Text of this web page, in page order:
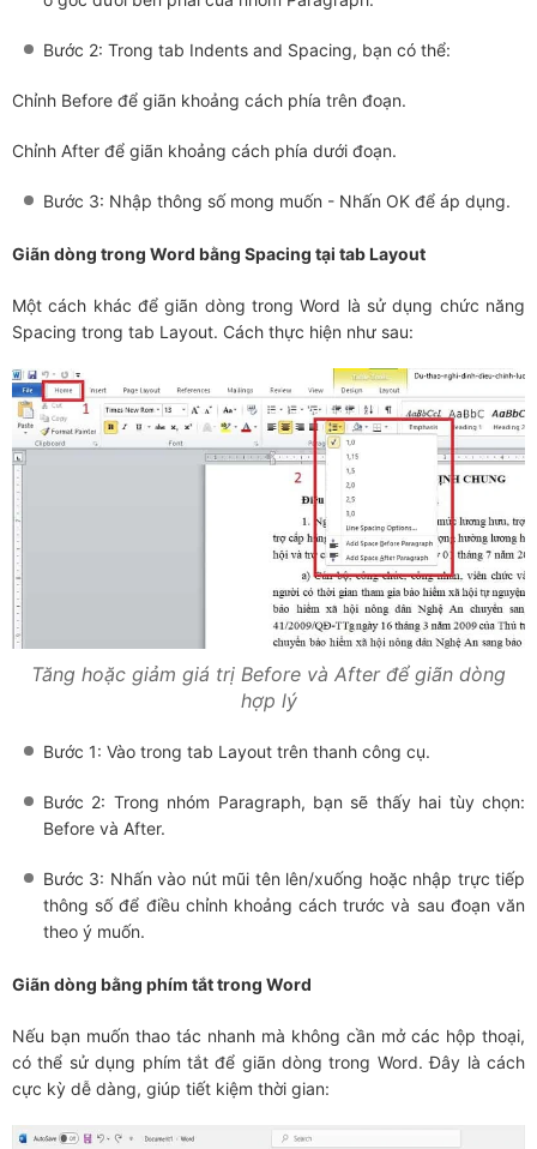
Bước 2: Trong tab Indents and Spacing, bạn có thể:
Chỉnh Before để giãn khoảng cách phía trên đoạn.
Chỉnh After để giãn khoảng cách phía dưới đoạn.
Bước 3: Nhập thông số mong muốn - Nhấn OK để áp dụng.
Giãn dòng trong Word bằng Spacing tại tab Layout
Một cách khác để giãn dòng trong Word là sử dụng chức năng
Spacing trong tab Layout. Cách thực hiện như sau:
Tăng hoặc giảm giá trị Before và After để giãn dòng
hợp lý
Bước 1: Vào trong tab Layout trên thanh công cụ.
Bước 2: Trong nhóm Paragraph, bạn sẽ thấy hai tùy chọn:
Before và After.
Bước 3: Nhấn vào nút mũi tên lên/xuống hoặc nhập trực tiếp
thông số để điều chỉnh khoảng cách trước và sau đoạn văn
theo ý muốn.
Giãn dòng bằng phím tắt trong Word
Nếu bạn muốn thao tác nhanh mà không cần mở các hộp thoại,
có thể sử dụng phím tắt để giãn dòng trong Word. Đây là cách
cực kỳ dễ dàng, giúp tiết kiệm thời gian: